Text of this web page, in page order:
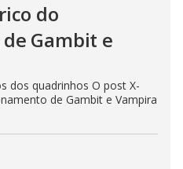
do
Gambit e
dos quadrinhos O post X-
de Gambit e Vampira